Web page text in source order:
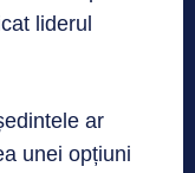
liderul
ar
unei opțiuni